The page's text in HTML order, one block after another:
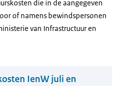
die in de aangegeven
of namens bewindspersonen
van Infrastructuur en
IenW juli en